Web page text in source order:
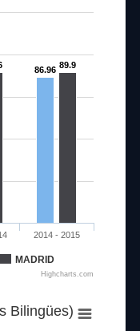
86.96 89.9
MADRID
2014 - 2015
Highcharts.com
Bilingües)